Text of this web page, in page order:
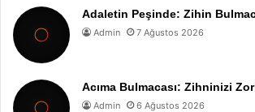
Adaletin Peşinde: Zihin
Admin 7 Ağustos 2026
Acıma Bulmacası: Zihninizi
Admin 6 Ağustos 2026